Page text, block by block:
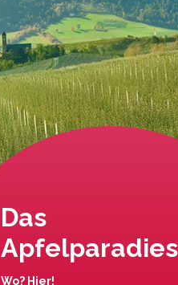
Das
Apfelparadies
Wo? Hier!